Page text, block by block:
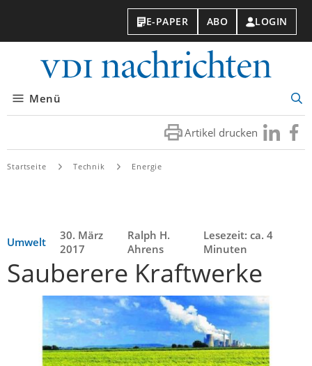
E-PAPER ABO LOGIN
Menü
Artikel drucken Besuchen
Sie
Sie
Startseite Technik Energie
Umwelt
30. März
2017
Ralph H.
Ahrens
Lesezeit: ca. 4
Minuten
Sauberere Kraftwerke